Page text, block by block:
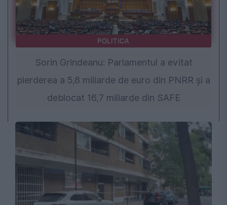
POLITICA
Sorin Grindeanu: Parlamentul a evitat
pierderea a 5,8 miliarde de euro din PNRR și a
deblocat 16,7 miliarde din SAFE